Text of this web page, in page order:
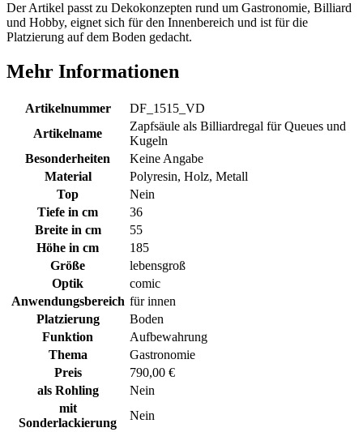
Der Artikel passt zu Dekokonzepten rund um Gastronomie, Billiard
und Hobby, eignet sich für den Innenbereich und ist für die
Platzierung auf dem Boden gedacht.
Mehr Informationen
Artikelnummer
DF_1515_VD
Artikelname
Zapfsäule als Billiardregal für Queues und
Kugeln
Besonderheiten
Keine Angabe
Material
Polyresin, Holz, Metall
Top
Nein
Tiefe in cm
36
Breite in cm
55
Höhe in cm
185
Größe
lebensgroß
Optik
comic
Anwendungsbereich für innen
Platzierung
Boden
Funktion
Aufbewahrung
Thema
Gastronomie
Preis
790,00 €
als Rohling
Nein
mit
Sonderlackierung
Nein